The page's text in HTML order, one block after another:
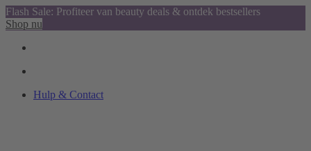
Flash Sale: Profiteer van beauty deals & ontdek bestsellers
Shop nu
Hulp & Contact